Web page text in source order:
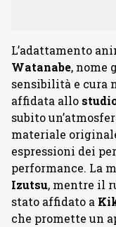
L’adattamento
Watanabe, nome
sensibilità e cura
affidata allo
subito
materiale
espressioni dei
performance. La
Izutsu, mentre il
stato affidato a
che promette un